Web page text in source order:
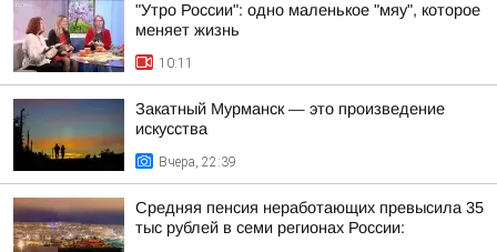
"Утро России": одно маленькое "мяу", которое
меняет жизнь
10:11
Закатный Мурманск — это произведение
искусства
Вчера, 22:39
Средняя пенсия неработающих превысила 35
тыс рублей в семи регионах России: